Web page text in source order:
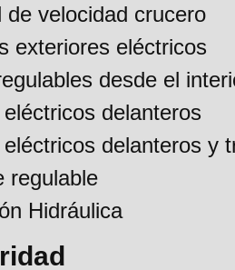
de velocidad crucero
exteriores eléctricos
desde el
delanteros
delanteros y
regulable
Hidráulica